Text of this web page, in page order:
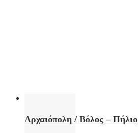
Αρχαιόπολη / Βόλος – Πήλιο